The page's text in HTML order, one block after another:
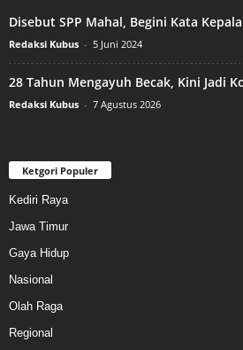
Disebut SPP Mahal, Begini Kata
Redaksi Kubus - 5 Juni 2024
28 Tahun Mengayuh Becak, Kini Jadi
Redaksi Kubus - 7 Agustus 2026
Ketgori Populer
Kediri Raya
Jawa Timur
Gaya Hidup
Nasional
Olah Raga
Regional